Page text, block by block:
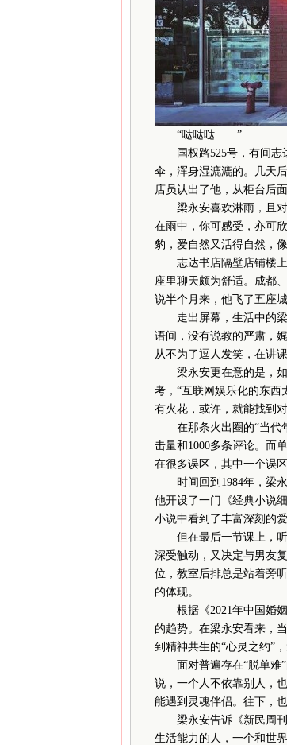
“哒哒哒……”
国权路525号，有间志达
伞，浑身湿漉漉的。几天
店员认出了他，从柜台后
梁永安喜欢淋雨，且对
在雨中，你可感受，亦可
豹，爱自然又活得自然，
志达书店隔壁店铺楼上
座里聊天颇为舒适。成都
说半个月来，他飞了五座
走出屏幕，生活中的梁
语间，没有说教的严肃，
从不为了逗人发笑，在讲
梁永安更在意的是，如
考，“互联网娱乐化的东西
有火花，或许，就能找到
在那条火出圈的“当代年
击量和1000多条评论。而
在很多误区，其中一个误
时间回到1984年，梁永
他开设了一门《经典小说
小说中看到了丰富深刻的
但在最后一节课上，听
深受触动，又决定与男友
位，教室后排总是站着旁
的体现。
根据《2021年中国婚姻
的趋势。在梁永安看来，
到精神共生的“心灵之约”
面对普遍存在“脱单难”
说，一个人不依靠别人，
能遇到灵魂伴侣。往下，
梁永安告诉《新民周刊
生活能力的人，一个和世